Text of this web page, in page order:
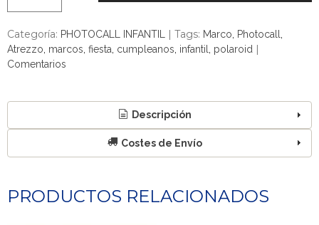
Categoría: PHOTOCALL INFANTIL | Tags: Marco
Photocall
Atrezzo marcos fiesta cumpleanos infantil polaroid |
Comentarios
Descripción
Costes de Envío
PRODUCTOS RELACIONADOS